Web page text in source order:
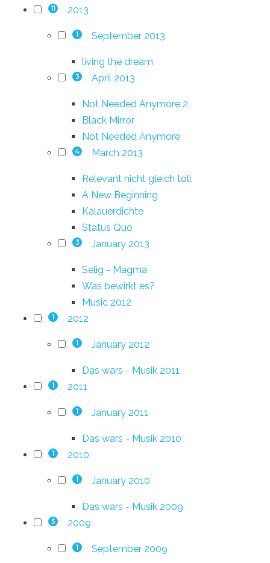
11 2013
1 September 2013
living the dream
3 April 2013
Not Needed Anymore 2
Black Mirror
Not Needed Anymore
4 March 2013
Relevant nicht gleich toll
A New Beginning
Kalauerdichte
Status Quo
3 January 2013
Selig - Magma
Was bewirkt es?
Music 2012
1 2012
1 January 2012
Das wars - Musik 2011
1 2011
1 January 2011
Das wars - Musik 2010
1 2010
1 January 2010
Das wars - Musik 2009
5 2009
1 September 2009